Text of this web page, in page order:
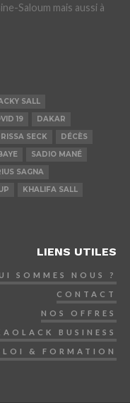
Saloum mais aussi à
SALL
19
DAKAR
SECK
DÉCÈS
SADIO MANÉ
SAGNA
KHALIFA SALL
LIENS UTILES
SOMMES NOUS ?
CONTACT
NOS OFFRES
BUSINESS
& FORMATION